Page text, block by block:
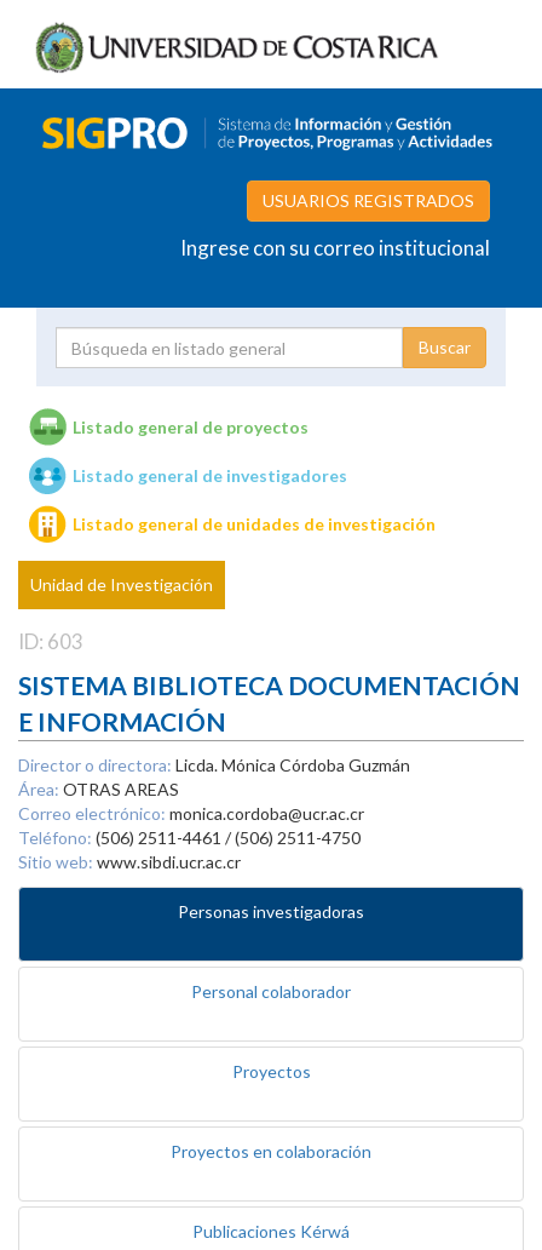
USUARIOS REGISTRADOS
Ingrese con su correo institucional
Unidades de investigación
Listado general de proyectos
Listado general de investigadores
Listado general de unidades de investigación
Unidad de Investigación
ID: 603
SISTEMA BIBLIOTECA DOCUMENTACIÓN
E INFORMACIÓN
Director o directora: Licda. Mónica Córdoba Guzmán
Área: OTRAS AREAS
Correo electrónico: monica.cordoba@ucr.ac.cr
Teléfono: (506) 2511-4461 / (506) 2511-4750
Sitio web: www.sibdi.ucr.ac.cr
Personas investigadoras
Personal colaborador
Proyectos
Proyectos en colaboración
Publicaciones Kérwá